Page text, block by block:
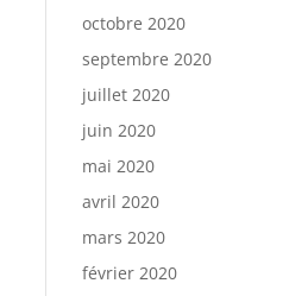
octobre 2020
septembre 2020
juillet 2020
juin 2020
mai 2020
avril 2020
mars 2020
février 2020